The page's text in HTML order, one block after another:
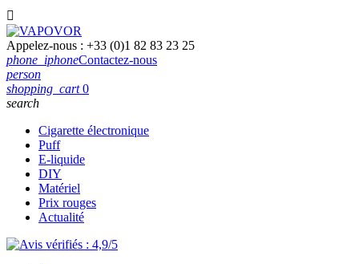

Appelez-nous : +33 (0)1 82 83 23 25
phone_iphoneContactez-nous
person
shopping_cart 0
search
Cigarette électronique
Puff
E-liquide
DIY
Matériel
Prix rouges
Actualité